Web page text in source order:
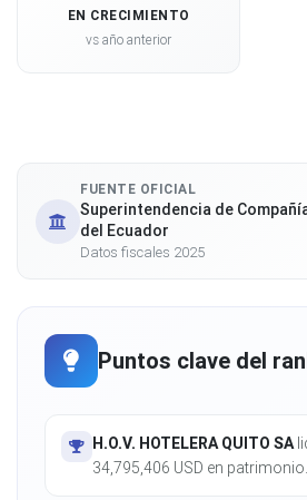
EN CRECIMIENTO
vs año anterior
FUENTE OFICIAL
Superintendencia de
del Ecuador
Datos fiscales 2025
Puntos clave del
H.O.V. HOTELERA QUITO SA
34,795,406 USD en patrimonio.